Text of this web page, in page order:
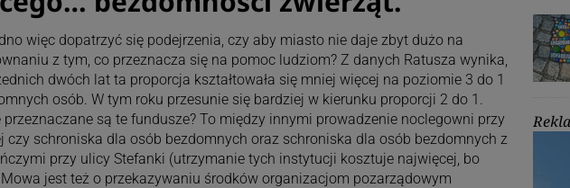
więc dopatrzyć się podejrzenia, czy aby miasto nie daje zbyt dużo na
z tym, co przeznacza się na pomoc ludziom? Z danych Ratusza wynika,
dwóch lat ta proporcja kształtowała się mniej więcej na poziomie 3 do 1
osób. W tym roku przesunie się bardziej w kierunku proporcji 2 do 1.
przeznaczane są te fundusze? To między innymi prowadzenie noclegowni przy
czy schroniska dla osób bezdomnych oraz schroniska dla osób bezdomnych z
przy ulicy Stefanki (utrzymanie tych instytucji kosztuje najwięcej, bo
Mowa jest też o przekazywaniu środków organizacjom pozarządowym